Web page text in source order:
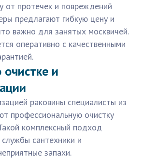
от протечек и повреждений
предлагают гибкую цену и
важно для занятых москвичей.
оперативно с качественными
очистке и
раковины специалисты из
профессиональную очистку
комплексный подход
сантехники и
запахи.